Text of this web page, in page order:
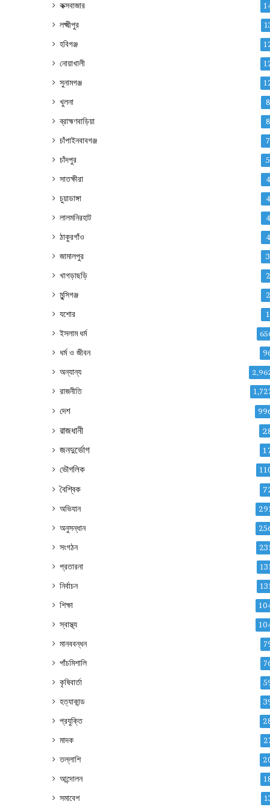
কক্সবাজার
লক্ষ্মীপুর
হবিগঞ্জ
নোয়াখালী
সুনামগঞ্জ
খুলনা 8
ব্রাহ্মণবাড়িয়া 8
চাঁপাইনবাবগঞ্জ 7
চাঁদপুর 5
সাতক্ষীরা 4
চুয়াডাঙ্গা 4
লালমনিরহাট 4
ঠাকুরগাঁও 4
জামালপুর 3
খাগড়াছড়ি 2
মুন্সিগঞ্জ 2
যশোর 1
ইসলাম ধর্ম
ধর্ম ও জীবন
অন্যান্য
রাজনীতি
দেশ
রাজধানী
জনদুর্ভোগ
ভৌগলিক
বৈশ্বিক
অভিযান
অনুসন্ধান
সংগঠন
প্রতারনা
নির্বাচন
শিক্ষা
স্বাস্থ্য
মানববন্ধন
পাঁচমিশালি
কৃষিবার্তা
হত্যাকান্ড
প্রযুক্তি
মাদক
তল্লাশি
আন্দোলন
সমাবেশ